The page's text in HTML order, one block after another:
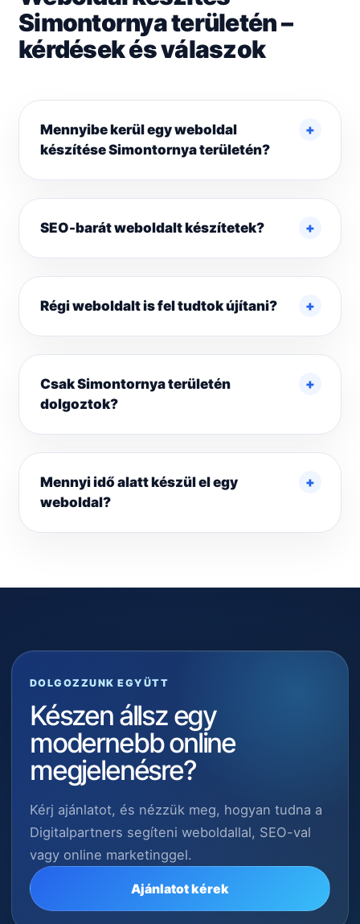
Simontornya területén –
kérdések és válaszok
Mennyibe kerül egy weboldal
készítése Simontornya területén?
SEO-barát weboldalt készítetek?
Régi weboldalt is fel tudtok újítani?
Csak Simontornya területén
dolgoztok?
Mennyi idő alatt készül el egy
weboldal?
DOLGOZZUNK EGYÜTT
Készen állsz egy
modernebb online
megjelenésre?
Kérj ajánlatot, és nézzük meg, hogyan tudna a
Digitalpartners segíteni weboldallal, SEO-val
vagy online marketinggel.
Ajánlatot kérek